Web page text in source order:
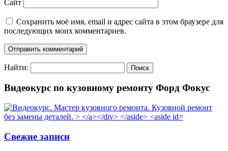
Сайт
Сохранить моё имя, email и адрес сайта в этом браузере для
последующих моих комментариев.
Найти:
Видеокурс по кузовному ремонту Форд Фокус
Свежие записи